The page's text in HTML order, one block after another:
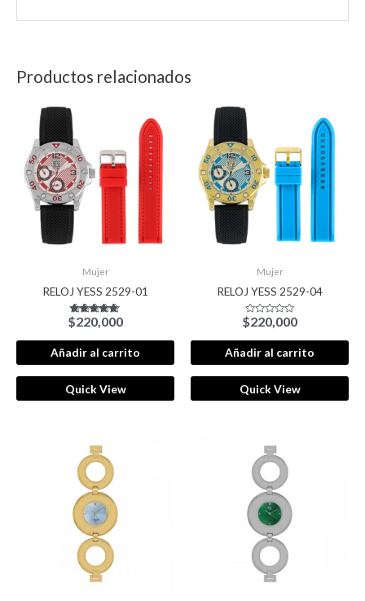
Productos relacionados
Mujer
RELOJ YESS 2529-01
Valorado con
5.00
de 5
$220,000
Añadir al carrito
Quick View
Mujer
RELOJ YESS 2529-04
Valorado
con
0
de
5
$220,000
Añadir al carrito
Quick View